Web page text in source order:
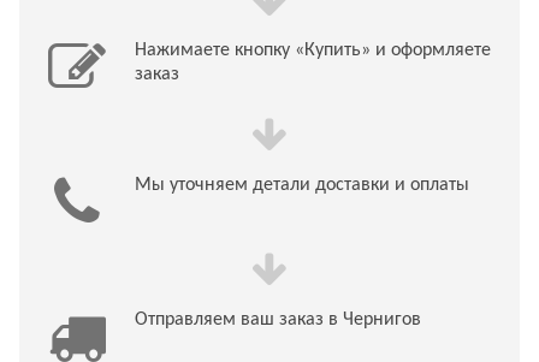
Нажимаете кнопку «Купить» и оформляете
заказ
Мы уточняем детали доставки и оплаты
Отправляем ваш заказ в Чернигов